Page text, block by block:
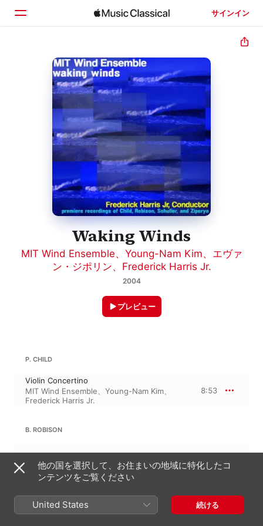
サインイン
ホーム
見つける
検索
Waking Winds
MIT Wind Ensemble、 Young-Nam Kim、 エヴァ
ン・ジポリン、 Frederick Harris Jr.
2004
プレビュー
P. CHILD
Violin Concertino
MIT Wind Ensemble、 Young-Nam Kim、
Frederick Harris Jr.
8:53
B. ROBISON
The Congress of the Insomniacs
MIT Wind Ensemble、Frederick Harris Jr.
12:17
シュラー：SONG AND DANCE
他の国を選択して、お住まいの地域に特化したコ
ンテンツをご覧ください
United States 続ける